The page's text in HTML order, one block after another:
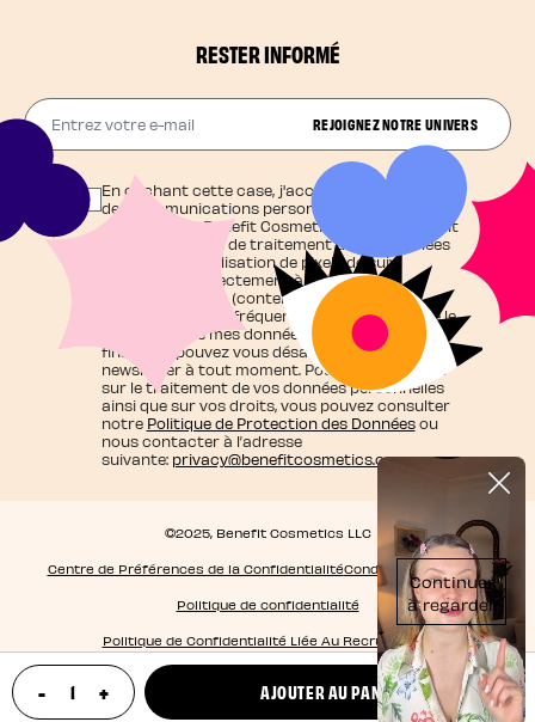
- update product quantity
+ AJOUTER AU PANIER
RESTER INFORMÉ
Entrez votre e-mail REJOIGNEZ NOTRE UNIVERS
En cochant cette case, j'accepte de recevoir
des communications personnalisées et
exclusives de Benefit Cosmetics qui agit en tant
que responsable de traitement de vos données
et j'autorise l'utilisation de pixels de suivi
contribuant directement à cette
personnalisation (contenu adapté à mes
centres d'intérêt, fréquence d'envoi), ainsi que le
traitement de mes données personnelles à ces
fins. Vous pouvez vous désabonner de la
newsletter à tout moment. Pour en savoir plus
sur le traitement de vos données personnelles
ainsi que sur vos droits, vous pouvez consulter
notre Politique de Protection des Donnéesou
nous contacter à l’adresse
suivante: privacy@benefitcosmetics.com
©2025, Benefit Cosmetics LLC
Centre de Préférences de la ConfidentialitéConditions générales
Politique de confidentialité
Politique de Confidentialité Liée Au Recrutement